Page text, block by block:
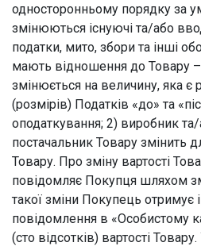
односторонньому порядку за
змінюються існуючі та/або
податки, мито, збори та інші
мають відношення до Товару –
змінюється на величину, яка є
(розмірів) Податків «до» та
оподаткування; 2) виробник
постачальник Товару змінить
Товару. Про зміну вартості
повідомляє Покупця шляхом
такої зміни Покупець отримує
повідомлення в «Особистому
(сто відсотків) вартості